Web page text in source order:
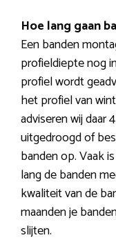
Hoe lang gaan
Een banden
profieldiepte nog
profiel wordt
het profiel van
adviseren wij daar
uitgedroogd of
banden op. Vaak
lang de banden
kwaliteit van de
maanden je
slijten.